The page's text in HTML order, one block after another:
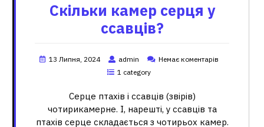
Скільки камер серця у
ссавців?
13 Липня, 2024 admin
Немає коментарів
1 category
Серце птахів і ссавців (звірів)
чотирикамерне. І, нарешті, у ссавців та
птахів серце складається з чотирьох камер.